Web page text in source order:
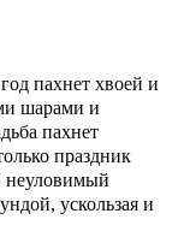
пахнет хвоей и
шарами и
пахнет
праздник
неуловимый
ускользая и